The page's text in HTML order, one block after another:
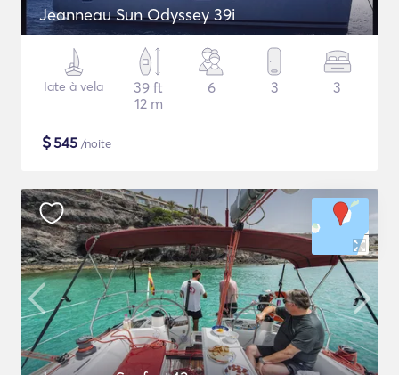
Jeanneau Sun Odyssey 39i
Iate à vela
39 ft
12 m
6 3 3
$545 /noite